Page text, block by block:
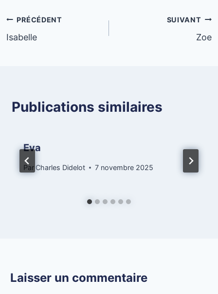
Navigation
de
PRÉCÉDENT
Isabelle
SUIVANT
Zoe
Publications similaires
Eva
Par Charles Didelot 7 novembre 2025
Laisser un commentaire